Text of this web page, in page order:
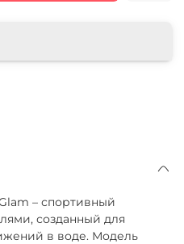
– спортивный
созданный для
в воде. Модель